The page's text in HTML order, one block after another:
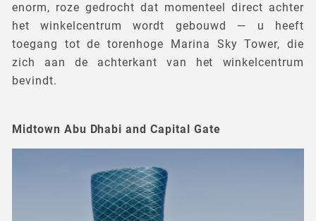
enorm, roze gedrocht dat momenteel direct achter
het winkelcentrum wordt gebouwd — u heeft
toegang tot de torenhoge Marina Sky Tower, die
zich aan de achterkant van het winkelcentrum
bevindt.
Midtown Abu Dhabi and Capital Gate